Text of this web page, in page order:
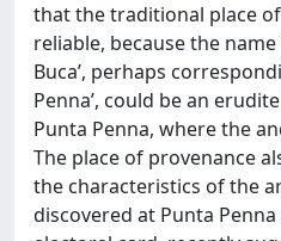
that the traditional place
reliable, because the name
Buca’, perhaps
Penna’, could be an
Punta Penna, where the
The place of provenance
the characteristics of the
discovered at Punta